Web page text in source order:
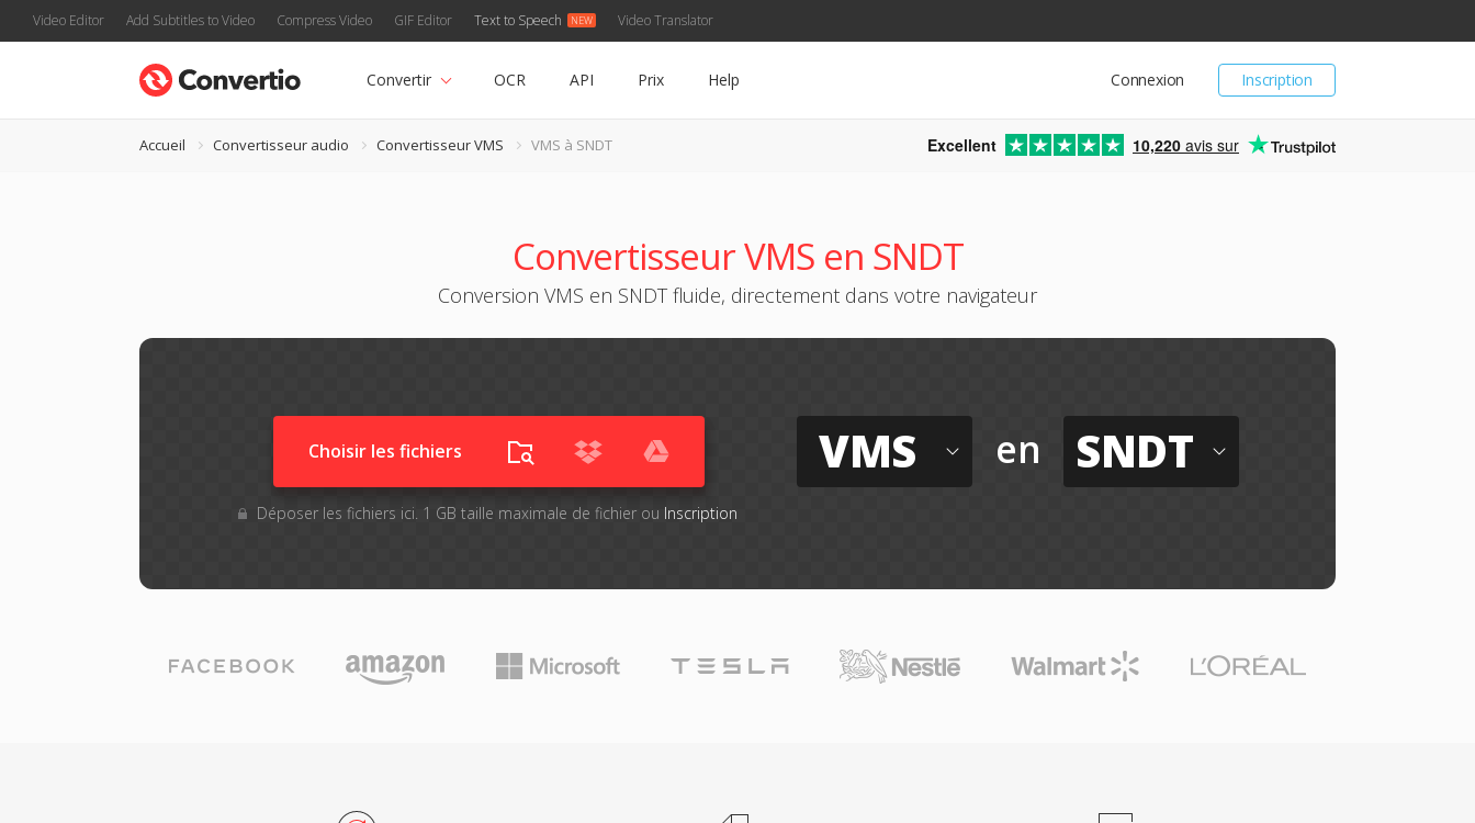
Video Editor Add Subtitles to Video Compress Video GIF Editor Text to Speech Video Translator
Inscription
Connexion
Convertir OCR API Prix Help
Accueil Convertisseur audio Convertisseur VMS VMS à SNDT Excellent 10,220 avis sur
Convertisseur VMS en SNDT
Conversion VMS en SNDT fluide, directement dans votre navigateur
Choisir les fichiers
Déposer les fichiers ici. 1 GB taille maximale de fichier ou Inscription
VMS en SNDT